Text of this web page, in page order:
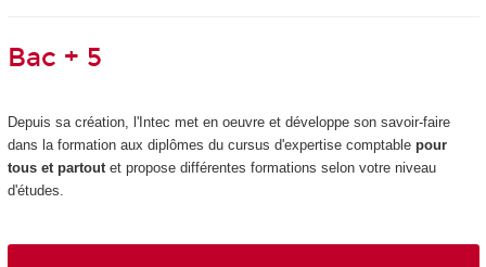
Bac + 5
Depuis sa création, l'Intec met en oeuvre et développe son savoir-faire
dans la formation aux diplômes du cursus d'expertise comptable pour
tous et partoutet propose différentes formations selon votre niveau
d'études.